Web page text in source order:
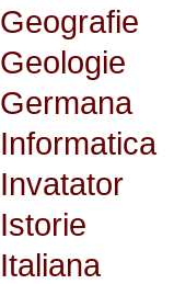
Geografie
Geologie
Germana
Informatica
Invatator
Istorie
Italiana